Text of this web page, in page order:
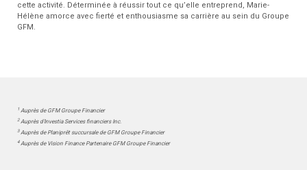
cette activité. Déterminée à réussir tout ce qu’elle entreprend, Marie-
Hélène amorce avec fierté et enthousiasme sa carrière au sein du Groupe
GFM.
1 Auprès de GFM Groupe Financier
2Auprès d'Investia Services financiers Inc.
3Auprès de Planiprêt succursale de GFM Groupe Financier
4Auprès de Vision Finance Partenaire GFM Groupe Financier